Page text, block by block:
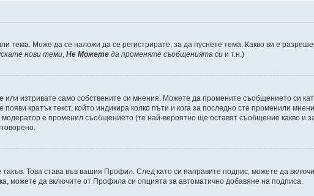
тема. Може да се наложи да се регистрирате, за да пуснете тема. Какво ви е
нови теми, Не Можете да променяте съобщенията си и т.н.)
изтривате само собствените си мнения. Можете да промените съобщението си
кратък текст, който индикира колко пъти и кога за последно сте променили
модератор е променил съобщението (те най-вероятно ще оставят съобщение какво
Това става във вашия Профил. След като си направите подпис, можете да
можете да включите от Профила си опцията за автоматично добавяне на подписа.